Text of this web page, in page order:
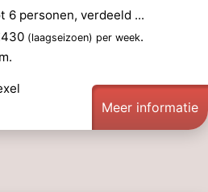
6 personen, verdeeld ...
(laagseizoen) per week.
Meer informatie